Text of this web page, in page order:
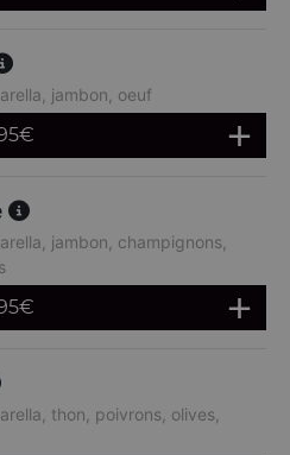
jambon, oeuf
€
jambon, champignons,
€
thon, poivrons, olives,